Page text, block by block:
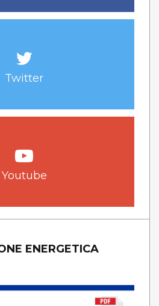
Twitter
Youtube
ENERGETICA